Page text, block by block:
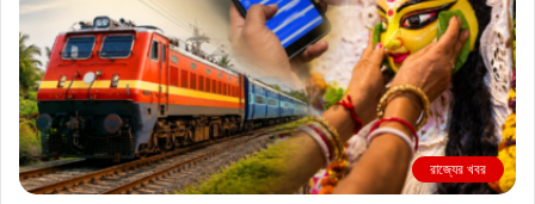
রাজ্যের খবর